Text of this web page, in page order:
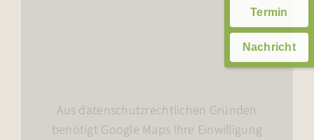
Termin
Nachricht
Aus datenschutzrechtlichen Gründen
benötigt Google Maps Ihre Einwilligung